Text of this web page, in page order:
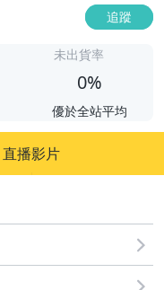
追蹤
未出貨率
0%
優於全站平均
直播影片